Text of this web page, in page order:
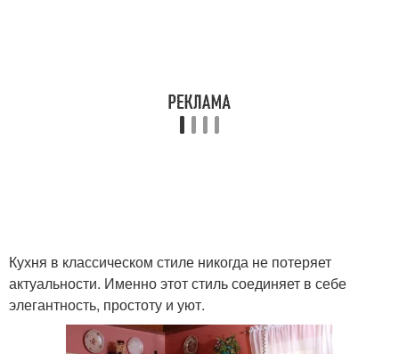
Кухня в классическом стиле никогда не потеряет
актуальности. Именно этот стиль соединяет в себе
элегантность, простоту и уют.